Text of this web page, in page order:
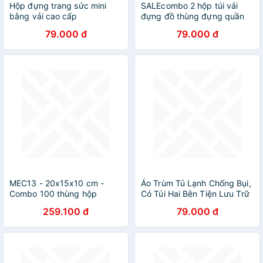
Hộp đựng trang sức mini
bằng vải cao cấp
79.000 đ
SALEcombo 2 hộp túi vải
đựng đồ thùng đựng quần
bằng vải cứng,có nắp không
cần tủ
79.000 đ
MEC13 - 20x15x10 cm -
Combo 100 thùng hộp
259.100 đ
Áo Trùm Tủ Lạnh Chống Bụi,
Có Túi Hai Bên Tiện Lưu Trữ
79.000 đ